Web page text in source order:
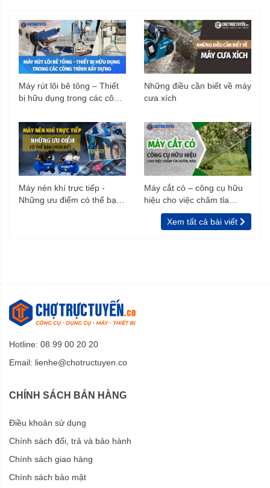
Máy rút lõi bê tông – Thiết
bị hữu dụng trong các công
Những điều cần biết về máy
cưa xích
Máy nén khí trực tiếp -
Những ưu điểm có thể bạn
Máy cắt cỏ – công cụ hữu
hiệu cho việc chăm tỉa
vườn, rào
Xem tất cả bài viết
Hotline: 08 99 00 20 20
Email: lienhe@chotructuyen.co
CHÍNH SÁCH BÁN HÀNG
Điều khoản sử dụng
Chính sách đổi, trả và bảo hành
Chính sách giao hàng
Chính sách bảo mật